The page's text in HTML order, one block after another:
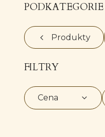
PODKATEGORIE
Produkty
FILTRY
Cena